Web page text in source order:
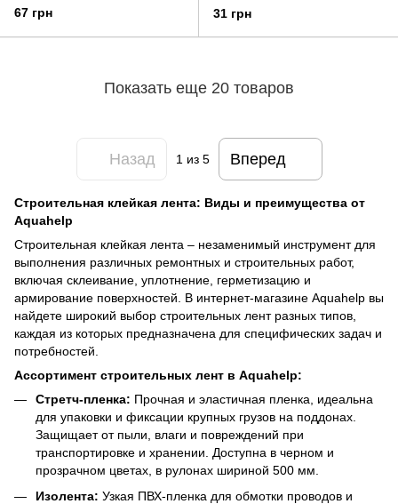
67 грн 31 грн
Показать еще 20 товаров
Назад 1из 5 Вперед
Строительная клейкая лента: Виды и преимущества от
Aquahelp
Строительная клейкая лента – незаменимый инструмент для
выполнения различных ремонтных и строительных работ,
включая склеивание, уплотнение, герметизацию и
армирование поверхностей. В интернет-магазине Aquahelp вы
найдете широкий выбор строительных лент разных типов,
каждая из которых предназначена для специфических задач и
потребностей.
Ассортимент строительных лент в Aquahelp:
Стретч-пленка: Прочная и эластичная пленка, идеальна
для упаковки и фиксации крупных грузов на поддонах.
Защищает от пыли, влаги и повреждений при
транспортировке и хранении. Доступна в черном и
прозрачном цветах, в рулонах шириной 500 мм.
Изолента: Узкая ПВХ-пленка для обмотки проводов и